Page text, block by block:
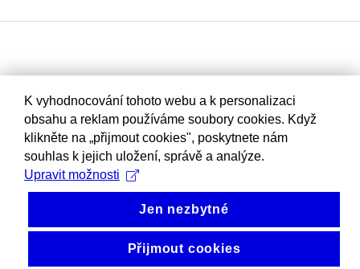
K vyhodnocování tohoto webu a k personalizaci
obsahu a reklam používáme soubory cookies. Když
klikněte na „přijmout cookies", poskytnete nám
souhlas k jejich uložení, správě a analýze.
Upravit možnosti
Jen nezbytné
Přijmout cookies